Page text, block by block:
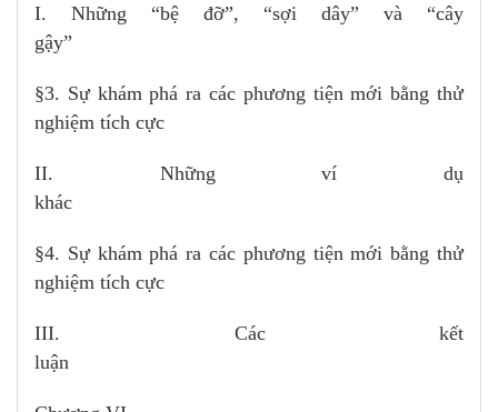
I. Những “bệ đỡ”, “sợi dây” và “cây
gậy”
§3. Sự khám phá ra các phương tiện mới bằng thử
nghiệm tích cực
II. Những ví dụ
khác
§4. Sự khám phá ra các phương tiện mới bằng thử
nghiệm tích cực
III. Các kết